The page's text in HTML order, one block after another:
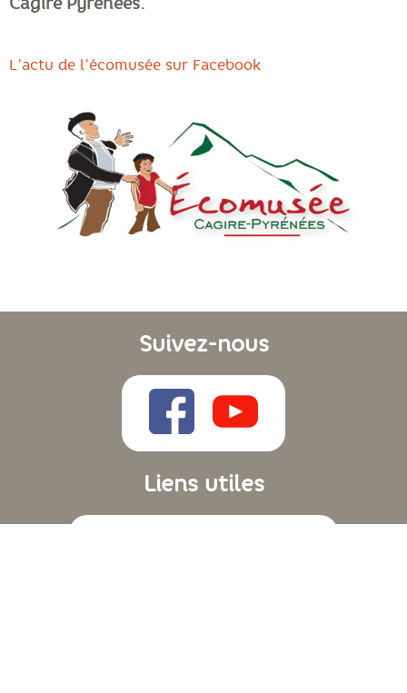
L’actu de l’écomusée sur Facebook
Suivez-nous
Liens utiles